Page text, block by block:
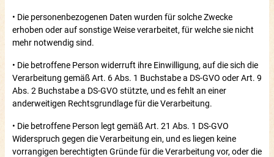
• Die personenbezogenen Daten wurden für solche Zwecke
erhoben oder auf sonstige Weise verarbeitet, für welche sie nicht
mehr notwendig sind.
• Die betroffene Person widerruft ihre Einwilligung, auf die sich die
Verarbeitung gemäß Art. 6 Abs. 1 Buchstabe a DS-GVO oder Art. 9
Abs. 2 Buchstabe a DS-GVO stützte, und es fehlt an einer
anderweitigen Rechtsgrundlage für die Verarbeitung.
• Die betroffene Person legt gemäß Art. 21 Abs. 1 DS-GVO
Widerspruch gegen die Verarbeitung ein, und es liegen keine
vorrangigen berechtigten Gründe für die Verarbeitung vor, oder die